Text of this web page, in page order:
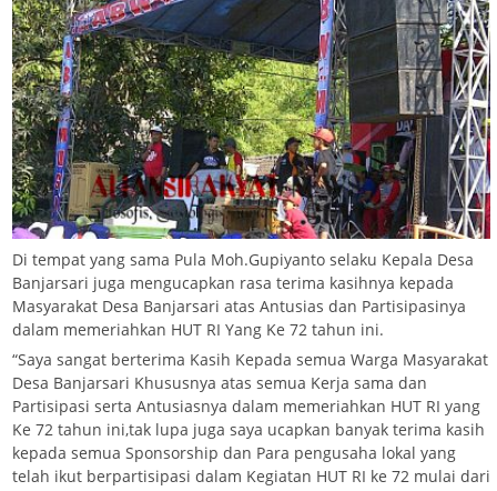
Di tempat yang sama Pula Moh.Gupiyanto selaku Kepala Desa
Banjarsari juga mengucapkan rasa terima kasihnya kepada
Masyarakat Desa Banjarsari atas Antusias dan Partisipasinya
dalam memeriahkan HUT RI Yang Ke 72 tahun ini.
“Saya sangat berterima Kasih Kepada semua Warga Masyarakat
Desa Banjarsari Khususnya atas semua Kerja sama dan
Partisipasi serta Antusiasnya dalam memeriahkan HUT RI yang
Ke 72 tahun ini,tak lupa juga saya ucapkan banyak terima kasih
kepada semua Sponsorship dan Para pengusaha lokal yang
telah ikut berpartisipasi dalam Kegiatan HUT RI ke 72 mulai dari